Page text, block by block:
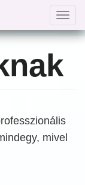
mivel